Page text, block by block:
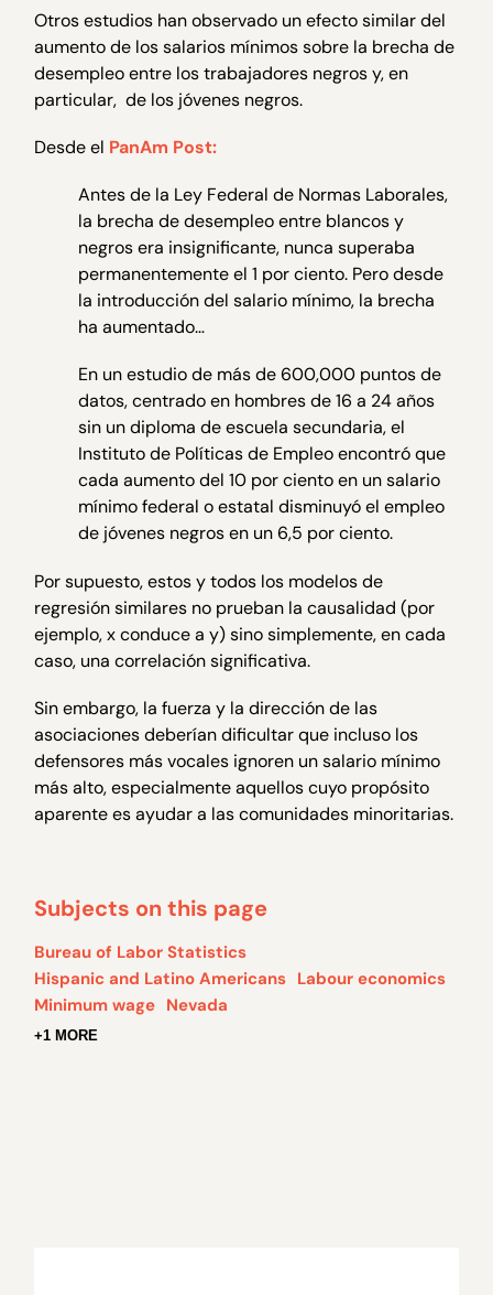
Otros estudios han observado un efecto similar del
aumento de los salarios mínimos sobre la brecha de
desempleo entre los trabajadores negros y, en
particular, de los jóvenes negros.
Desde el PanAm Post:
Antes de la Ley Federal de Normas Laborales,
la brecha de desempleo entre blancos y
negros era insignificante, nunca superaba
permanentemente el 1 por ciento. Pero desde
la introducción del salario mínimo, la brecha
ha aumentado…
En un estudio de más de 600,000 puntos de
datos, centrado en hombres de 16 a 24 años
sin un diploma de escuela secundaria, el
Instituto de Políticas de Empleo encontró que
cada aumento del 10 por ciento en un salario
mínimo federal o estatal disminuyó el empleo
de jóvenes negros en un 6,5 por ciento.
Por supuesto, estos y todos los modelos de
regresión similares no prueban la causalidad (por
ejemplo, x conduce a y) sino simplemente, en cada
caso, una correlación significativa.
Sin embargo, la fuerza y ​​la dirección de las
asociaciones deberían dificultar que incluso los
defensores más vocales ignoren un salario mínimo
más alto, especialmente aquellos cuyo propósito
aparente es ayudar a las comunidades minoritarias.
Subjects on this page
Bureau of Labor Statistics
Hispanic and Latino Americans Labour economics
Minimum wage Nevada
+1 MORE